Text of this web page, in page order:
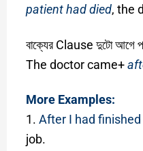
patient had died, the
বাক্যের Clause দুটো আগে
The doctor came+
More Examples:
1.After I had
job.